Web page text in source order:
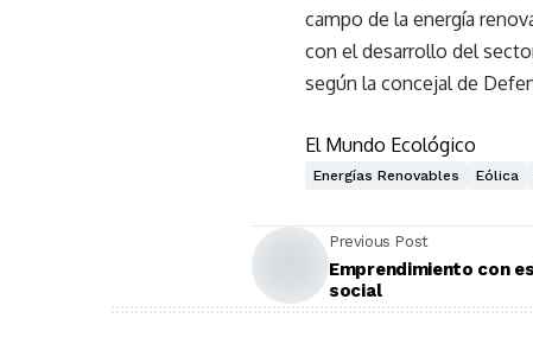
campo de la energía
con el desarrollo del
según la concejal de
El Mundo Ecológico
Energías Renovables Eólica
Previous Post
Emprendimiento con
social